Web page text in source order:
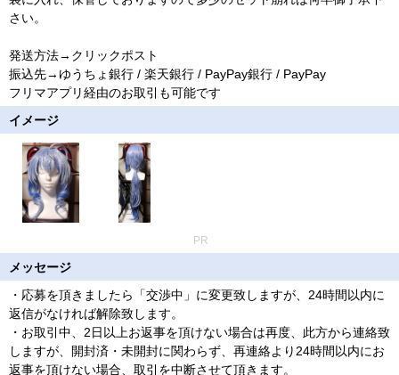
さい。
発送方法→クリックポスト
振込先→ゆうちょ銀行 / 楽天銀行 / PayPay銀行 / PayPay
フリマアプリ経由のお取引も可能です
イメージ
PR
メッセージ
・応募を頂きましたら「交渉中」に変更致しますが、24時間以内に
返信がなければ解除致します。
・お取引中、2日以上お返事を頂けない場合は再度、此方から連絡致
しますが、開封済・未開封に関わらず、再連絡より24時間以内にお
返事を頂けない場合、取引を中断させて頂きます。